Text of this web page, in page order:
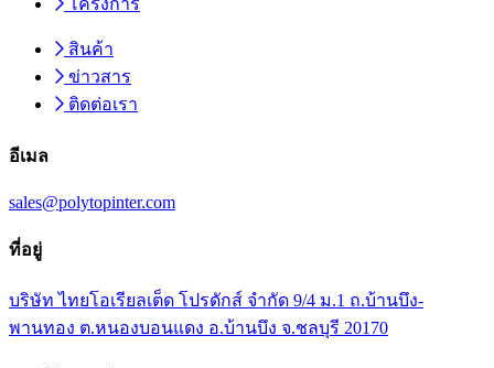
โครงการ
สินค้า
ข่าวสาร
ติดต่อเรา
อีเมล
sales@polytopinter.com
ที่อยู่
บริษัท ไทยโอเรียลเต็ด โปรดักส์ จำกัด 9/4 ม.1 ถ.บ้านบึง-
พานทอง ต.หนองบอนแดง อ.บ้านบึง จ.ชลบุรี 20170